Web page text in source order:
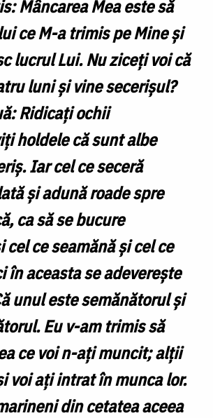
Mâncarea Mea este să
ce M-a trimis pe Mine şi
lucrul Lui. Nu ziceţi voi că
luni şi vine secerişul?
Ridicaţi ochii
holdele că sunt albe
Iar cel ce seceră
şi adună roade spre
ca să se bucure
cel ce seamănă şi cel ce
în aceasta se adevereşte
unul este semănătorul şi
Eu v-am trimis să
ce voi n-aţi muncit; alţii
voi aţi intrat în munca lor.
din cetatea aceea